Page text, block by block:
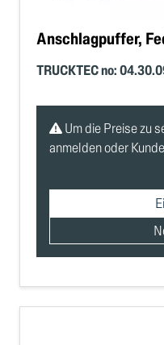
Anschlagpuffer,
TRUCKTEC no:
Um die Preise zu
anmelden oder